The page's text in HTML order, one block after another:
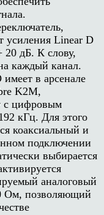
усиления Linear D
20 дБ. К слову,
каждый канал.
в арсенале
K2M,
с цифровым
кГц. Для этого
коаксиальный и
подключении
выбирается
аналоговый
Ом, позволяющий